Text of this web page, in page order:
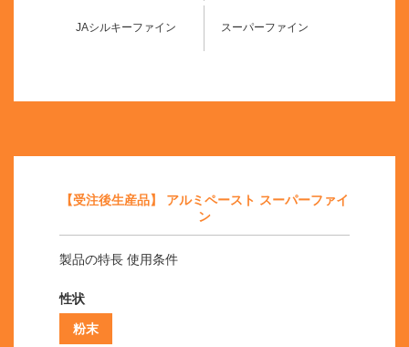
JAシルキーファイン スーパーファイン
【受注後生産品】 アルミペースト スーパーファイ
ン
製品の特長 使用条件
性状
粉末